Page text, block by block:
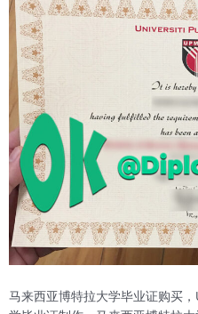
马来西亚博特拉大学毕业证购买